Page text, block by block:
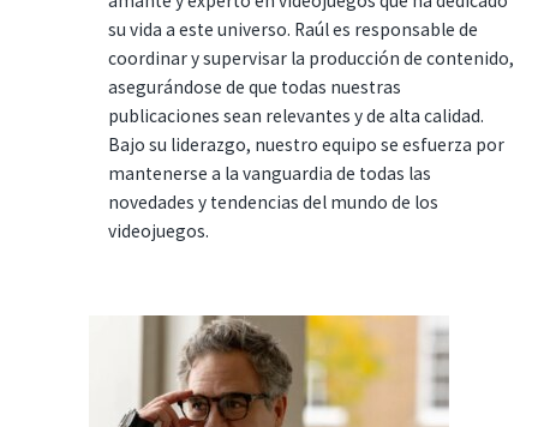
su vida a este universo. Raúl es responsable de
coordinar y supervisar la producción de contenido,
asegurándose de que todas nuestras
publicaciones sean relevantes y de alta calidad.
Bajo su liderazgo, nuestro equipo se esfuerza por
mantenerse a la vanguardia de todas las
novedades y tendencias del mundo de los
videojuegos.